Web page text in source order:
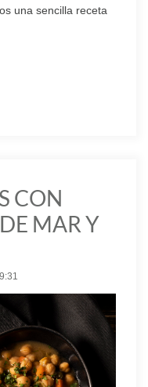
una sencilla receta
CON
MAR Y